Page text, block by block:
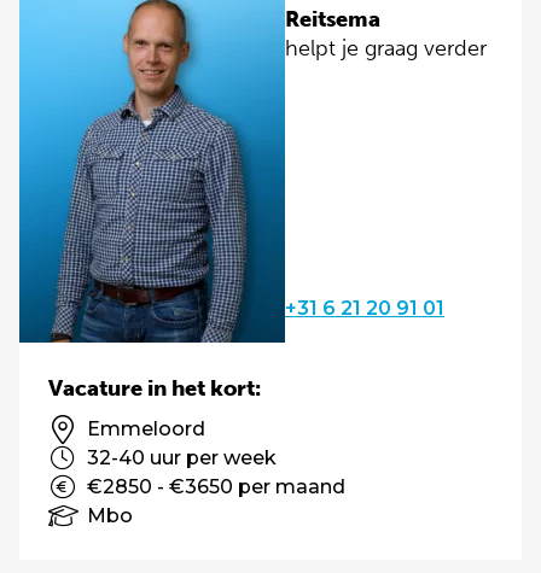
Reitsema
helpt je graag verder
+31 6 21 20 91 01
Vacature in het kort:
Emmeloord
32-40 uur per week
€2850 - €3650 per maand
Mbo